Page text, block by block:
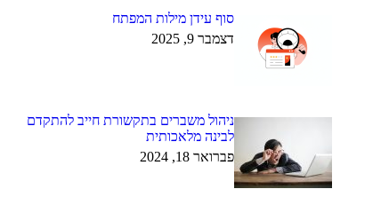
סוף עידן מילות המפתח
דצמבר 9, 2025
ניהול משברים בתקשורת חייב להתקדם
לבינה מלאכותית
פברואר 18, 2024